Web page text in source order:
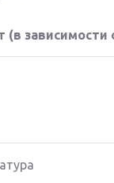
(в